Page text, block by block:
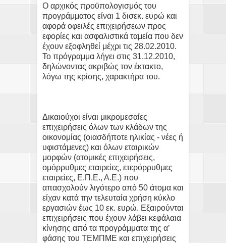
Ο αρχικός προϋπολογισμός του
προγράμματος είναι 1 δισεκ. ευρώ και
αφορά οφειλές επιχειρήσεων προς
εφορίες και ασφαλιστικά ταμεία που δεν
έχουν εξοφληθεί μέχρι τις 28.02.2010.
Το πρόγραμμα λήγει στις 31.12.2010,
δηλώνοντας ακριβώς τον έκτακτο,
λόγω της κρίσης, χαρακτήρα του.
Δικαιούχοι είναι μικρομεσαίες
επιχειρήσεις όλων των κλάδων της
οικονομίας (οιασδήποτε ηλικίας - νέες ή
υφιστάμενες) και όλων εταιρικών
μορφών (ατομικές επιχειρήσεις,
ομόρρυθμες εταιρείες, ετερόρρυθμες
εταιρείες, Ε.Π.Ε., Α.Ε.) που
απασχολούν λιγότερο από 50 άτομα και
είχαν κατά την τελευταία χρήση κύκλο
εργασιών έως 10 εκ. ευρώ. Εξαιρούνται
επιχειρήσεις που έχουν λάβει κεφάλαια
κίνησης από τα προγράμματα της α’
φάσης του ΤΕΜΠΜΕ και επιχειρήσεις